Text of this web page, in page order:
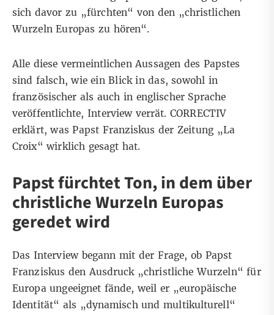
sich davor zu „fürchten“ von den „christlichen
Wurzeln Europas zu hören“.
Alle diese vermeintlichen Aussagen des Papstes
sind falsch, wie ein Blick in das, sowohl in
französischer als auch in englischerSprache
veröffentlichte, Interview verrät. CORRECTIV
erklärt, was Papst Franziskus der Zeitung „La
Croix“ wirklich gesagt hat.
Papst fürchtet Ton, in dem über
christliche Wurzeln Europas
geredet wird
Das Interview begann mit der Frage, ob Papst
Franziskus den Ausdruck „christliche Wurzeln“ für
Europa ungeeignet fände, weil er „europäische
Identität“ als „dynamisch und multikulturell“